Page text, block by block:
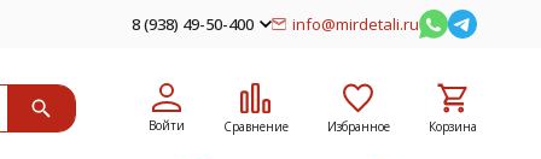
8 (938) 49-50-400 info@mirdetali.ru
Войти Сравнение Избранное Корзина